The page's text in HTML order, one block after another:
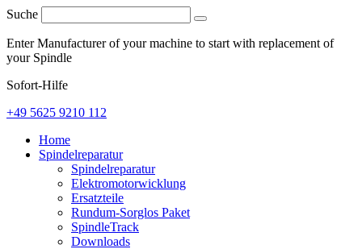
Suche
Enter Manufacturer of your machine to start with replacement of
your Spindle
Sofort-Hilfe
+49 5625 9210 112
Home
Spindelreparatur
Spindelreparatur
Elektromotorwicklung
Ersatzteile
Rundum-Sorglos Paket
SpindleTrack
Downloads